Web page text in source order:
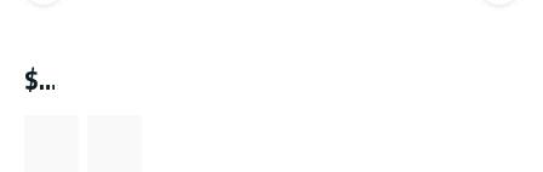
Diapositive précédente
$